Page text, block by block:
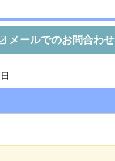
メールでのお問合わせ